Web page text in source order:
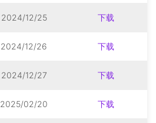
2024/12/25 下载
2024/12/26 下载
2024/12/27 下载
2025/02/20 下载